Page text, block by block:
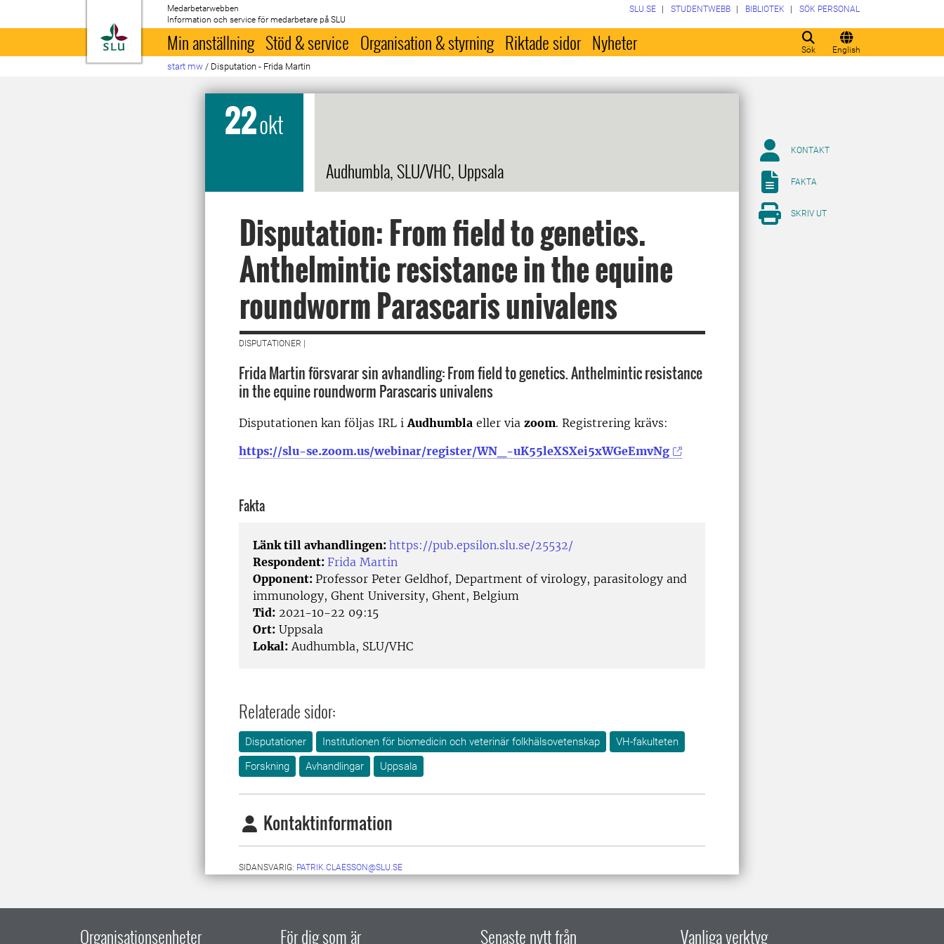
Till startsida
Medarbetarwebben
Information och service för medarbetare på SLU
Sök English
SLU.SE STUDENTWEBB BIBLIOTEK SÖK PERSONAL
Min anställning Stöd & service Organisation & styrning Riktade sidor Nyheter
start mw / Disputation - Frida Martin
22okt
Audhumbla, SLU/VHC, Uppsala
Disputation: From field to genetics.
Anthelmintic resistance in the equine
roundworm Parascaris univalens
DISPUTATIONER |
Frida Martin försvarar sin avhandling: From field to genetics. Anthelmintic resistance
in the equine roundworm Parascaris univalens
Disputationen kan följas IRL iAudhumbla eller via zoom. Registrering krävs:
https://slu-se.zoom.us/webinar/register/WN_-uK55leXSXei5xWGeEmvNg
Fakta
Länk till avhandlingen: https://pub.epsilon.slu.se/25532/
Respondent: Frida Martin
Opponent: Professor Peter Geldhof, Department of virology, parasitology and
immunology, Ghent University, Ghent, Belgium
Tid: 2021-10-22 09:15
Ort: Uppsala
Lokal: Audhumbla, SLU/VHC
Relaterade sidor:
Disputationer Institutionen för biomedicin och veterinär folkhälsovetenskap
VH-fakulteten
Forskning
Avhandlingar Uppsala
Kontaktinformation
SIDANSVARIG: PATRIK.CLAESSON@SLU.SE
KONTAKT
FAKTA
SKRIV UT
Organisationsenheter För dig som är Senaste nytt från Vanliga verktyg